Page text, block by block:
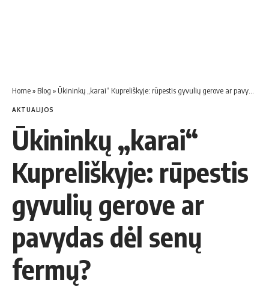
Home» Blog » Ūkininkų „karai“ Kupreliškyje: rūpestis gyvulių gerove ar pavydas dėl senų fermų?
AKTUALIJOS
Ūkininkų „karai“
Kupreliškyje: rūpestis
gyvulių gerove ar
pavydas dėl senų
fermų?